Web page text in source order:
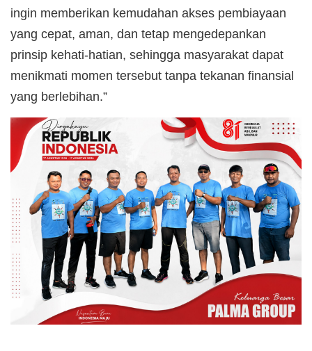
ingin memberikan kemudahan akses pembiayaan
yang cepat, aman, dan tetap mengedepankan
prinsip kehati-hatian, sehingga masyarakat dapat
menikmati momen tersebut tanpa tekanan finansial
yang berlebihan.”